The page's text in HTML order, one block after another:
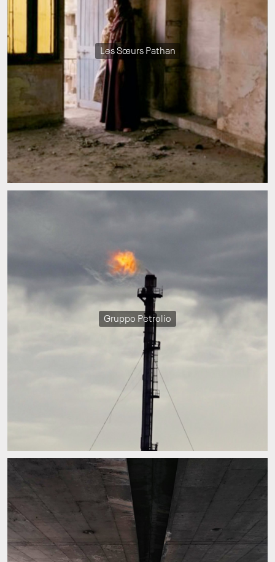
Les Sœurs Pathan
Gruppo Petrolio